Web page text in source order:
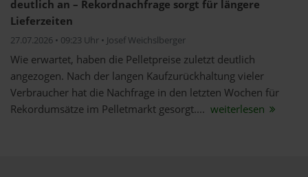
deutlich an – Rekordnachfrage sorgt für längere
Lieferzeiten
27.07.2026 • 09:23 Uhr • Josef Weichslberger
Wie erwartet, haben die Pelletpreise zuletzt deutlich
angezogen. Nach der langen Kaufzurückhaltung vieler
Verbraucher hat die Nachfrage in den letzten Wochen für
Rekordumsätze im Pelletmarkt gesorgt.... weiterlesen